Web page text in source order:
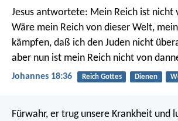
Jesus antwortete: Mein Reich ist nicht
Wäre mein Reich von dieser Welt,
kämpfen, daß ich den Juden nicht
aber nun ist mein Reich nicht von
Johannes 18:36 Reich Gottes Dienen
Fürwahr, er trug unsere Krankheit und